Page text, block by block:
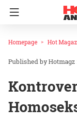
Homepage Hot
Hotmagz